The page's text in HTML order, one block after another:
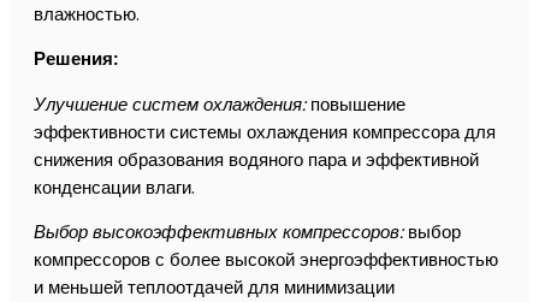
влажностью.
Решения:
Улучшение систем охлаждения:повышение
эффективности системы охлаждения компрессора для
снижения образования водяного пара и эффективной
конденсации влаги.
Выбор высокоэффективных компрессоров:выбор
компрессоров с более высокой энергоэффективностью
и меньшей теплоотдачей для минимизации